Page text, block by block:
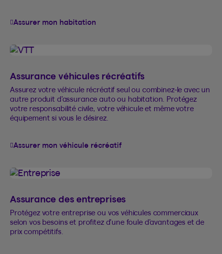
Assurer mon habitation
Assurance véhicules récréatifs
Assurez votre véhicule récréatif seul ou combinez-le avec un
autre produit d’assurance auto ou habitation. Protégez
votre responsabilité civile, votre véhicule et même votre
équipement si vous le désirez.
Assurer mon véhicule récréatif
Assurance des entreprises
Protégez votre entreprise ou vos véhicules commerciaux
selon vos besoins et profitez d'une foule d’avantages et de
prix compétitifs.